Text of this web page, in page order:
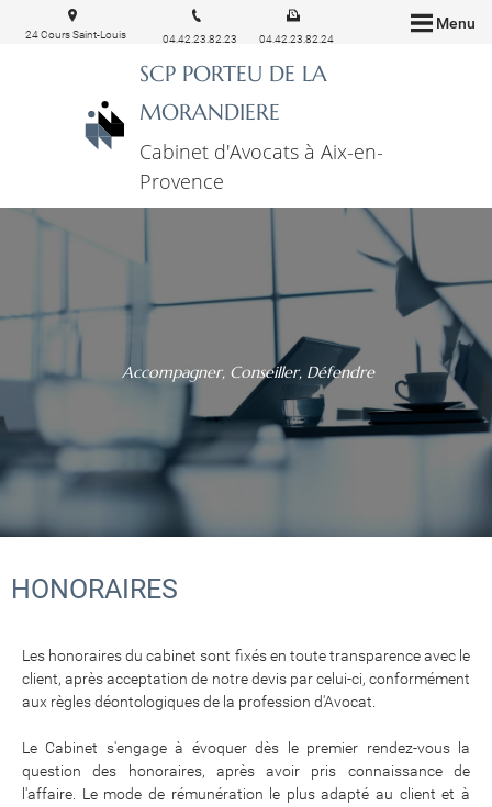
Menu
SCP PORTEU DE LA
MORANDIERE
Cabinet d'Avocats à Aix-en-
Provence
24 Cours Saint-Louis
04.42.23.82.23 04.42.23.82.24
Accompagner, Conseiller, Défendre
HONORAIRES
Les honoraires du cabinet sont fixés en toute transparence avec le
client, après acceptation de notre devis par celui-ci, conformément
aux règles déontologiques de la profession d'Avocat.
Le Cabinet s'engage à évoquer dès le premier rendez-vous la
question des honoraires, après avoir pris connaissance de
l'affaire. Le mode de rémunération le plus adapté au client et à